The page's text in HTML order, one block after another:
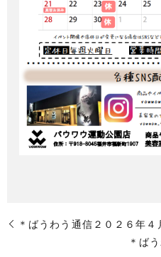
＊ばうわう通信２０２６年４
＊ば